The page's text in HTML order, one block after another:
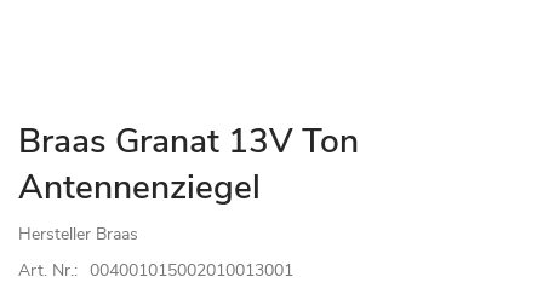
Zum
Anfang
der
springen
Braas Granat 13V Ton
Antennenziegel
Hersteller Braas
Art. Nr.: 004001015002010013001